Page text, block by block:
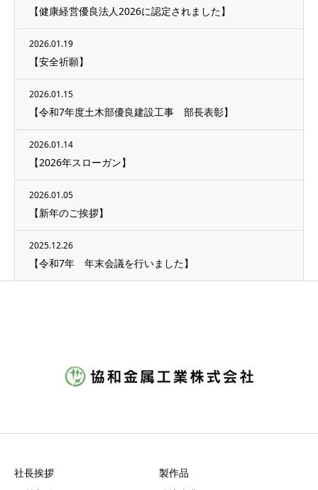
【健康経営優良法人2026に認定されました】
2026.01.19
【安全祈願】
2026.01.15
【令和7年度土木部優良建設工事 部長表彰】
2026.01.14
【2026年スローガン】
2026.01.05
【新年のご挨拶】
2025.12.26
【令和7年 年末会議を行いました】
社長挨拶
製作品